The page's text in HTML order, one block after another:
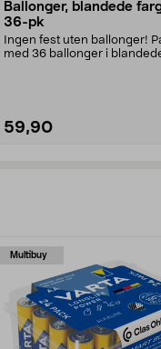
Ballonger, blandede
36-pk
Ingen fest uten ballonger!
med 36 ballonger i
59,90
Multibuy